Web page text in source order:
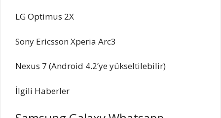
LG Optimus 2X
Sony Ericsson Xperia Arc3
Nexus 7 (Android 4.2’ye yükseltilebilir)
İlgili Haberler